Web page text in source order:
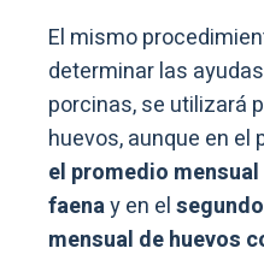
El mismo
determinar las
porcinas, se utilizará
huevos, aunque en el
el promedio
faenay en el
mensual de huevos